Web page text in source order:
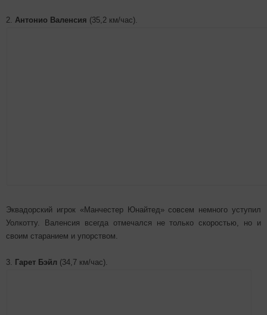
2. Антонио Валенсия (35,2 км/час).
Эквадорский игрок «Манчестер Юнайтед» совсем немного уступил
Уолкотту. Валенсия всегда отмечался не только скоростью, но и
своим старанием и упорством.
3. Гарет Бэйл (34,7 км/час).